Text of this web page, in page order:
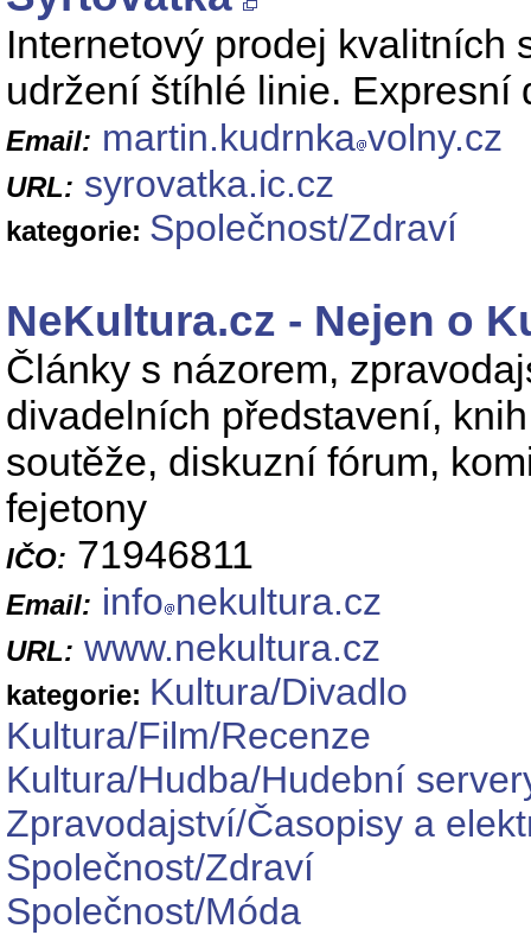
Internetový prodej kvalitních
udržení štíhlé linie. Expresní
Email: martin.kudrnka volny.cz
URL: syrovatka.ic.cz
kategorie: Společnost/Zdraví
NeKultura.cz - Nejen o
Články s názorem,
divadelních představení,
soutěže, diskuzní fórum,
fejetony
IČO: 71946811
Email: info nekultura.cz
URL: www.nekultura.cz
kategorie: Kultura/Divadlo
Kultura/Film/Recenze
Kultura/Hudba/Hudební
Zpravodajství/Časopisy a
Společnost/Zdraví
Společnost/Móda